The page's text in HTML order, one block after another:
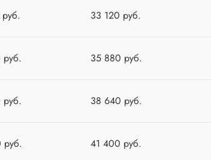
33 120 руб.
35 880 руб.
38 640 руб.
руб. 41 400 руб.